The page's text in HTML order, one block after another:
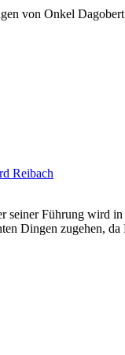
von Onkel
Reibach‎
Führung wird
Dingen zugehen,